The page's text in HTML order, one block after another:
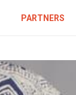
PARTNERS